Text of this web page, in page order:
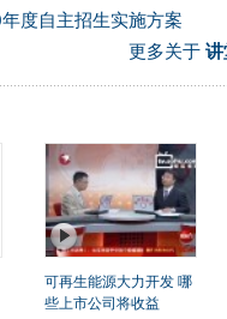
度自主招生实施方案
更多关于 讲
可再生能源大力开发 哪
些上市公司将收益